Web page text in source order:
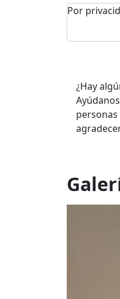
Por
¿Hay